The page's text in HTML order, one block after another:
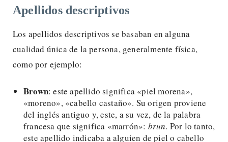
Apellidos descriptivos
Los apellidos descriptivos se basaban en alguna
cualidad única de la persona, generalmente física,
como por ejemplo:
Brown: este apellido significa «piel morena»,
«moreno», «cabello castaño». Su origen proviene
del inglés antiguo y, este, a su vez, de la palabra
francesa que significa «marrón»: brun. Por lo tanto,
este apellido indicaba a alguien de piel o cabello